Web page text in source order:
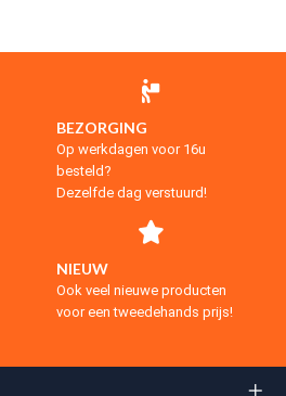
BEZORGING
Op werkdagen voor 16u
besteld?
Dezelfde dag verstuurd!
NIEUW
Ook veel nieuwe producten
voor een tweedehands prijs!